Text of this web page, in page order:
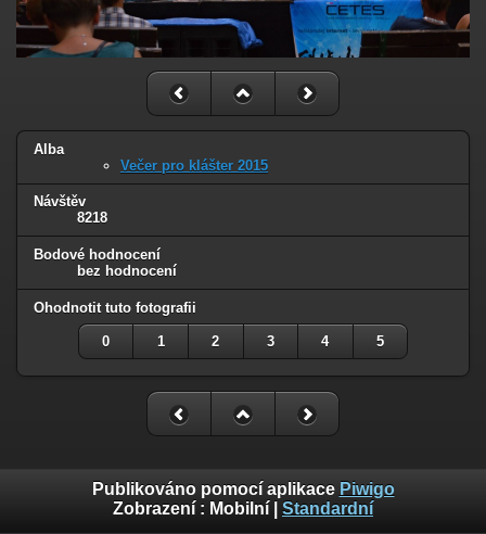
Alba
Večer pro klášter 2015
Návštěv
8218
Bodové hodnocení
bez hodnocení
Ohodnotit tuto fotografii
0 1 2 3 4 5
Publikováno pomocí aplikace Piwigo
Zobrazení : Mobilní Standardní